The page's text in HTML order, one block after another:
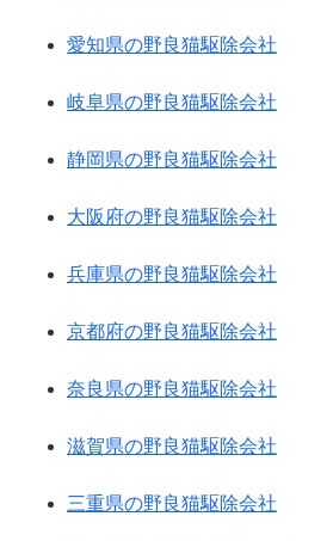
愛知県の野良猫駆除会社
岐阜県の野良猫駆除会社
静岡県の野良猫駆除会社
大阪府の野良猫駆除会社
兵庫県の野良猫駆除会社
京都府の野良猫駆除会社
奈良県の野良猫駆除会社
滋賀県の野良猫駆除会社
三重県の野良猫駆除会社